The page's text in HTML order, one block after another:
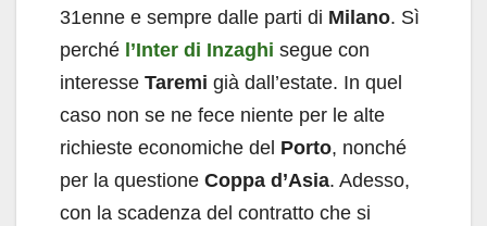
31enne e sempre dalle parti di Milano. Sì
perché l’Inter di Inzaghi segue con
interesse Taremi già dall’estate. In quel
caso non se ne fece niente per le alte
richieste economiche del Porto, nonché
per la questione Coppa d’Asia. Adesso,
con la scadenza del contratto che si